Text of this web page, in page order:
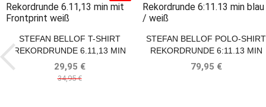
STEFAN BELLOF T-SHIRT
REKORDRUNDE 6.11,13 MIN
MIT FRONTPRINT WEISS
29,95 €
34,95 €
STEFAN BELLOF POLO-SHIRT
REKORDRUNDE 6:11.13 MIN
BLAU / WEISS
79,95 €